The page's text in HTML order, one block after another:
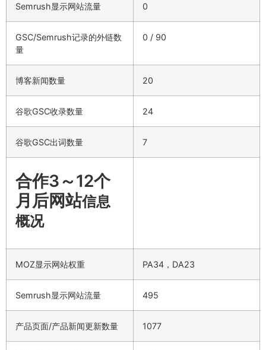
Semrush显示网站流量 0
GSC/Semrush记录的外链数
量
0 / 90
博客新闻数量 20
谷歌GSC收录数量 24
谷歌GSC出词数量 7
合作3～12个
月后网站信息
概况
MOZ显示网站权重 PA34，DA23
Semrush显示网站流量 495
产品页面/产品新闻更新数量 1077